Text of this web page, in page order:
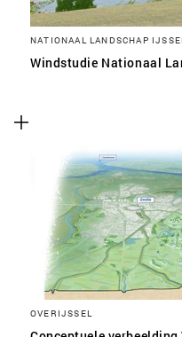
NATIONAAL LANDSCHAP
Windstudie Nationaal
OVERIJSSEL